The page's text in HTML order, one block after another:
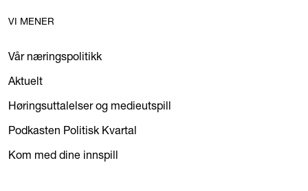
VI MENER
Vår næringspolitikk
Aktuelt
Høringsuttalelser og medieutspill
Podkasten Politisk Kvartal
Kom med dine innspill